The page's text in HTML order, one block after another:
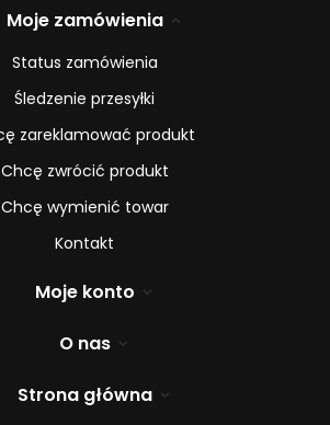
Moje zamówienia
Status zamówienia
Śledzenie przesyłki
zareklamować produkt
Chcę zwrócić produkt
Chcę wymienić towar
Kontakt
Moje konto
O nas
Strona główna